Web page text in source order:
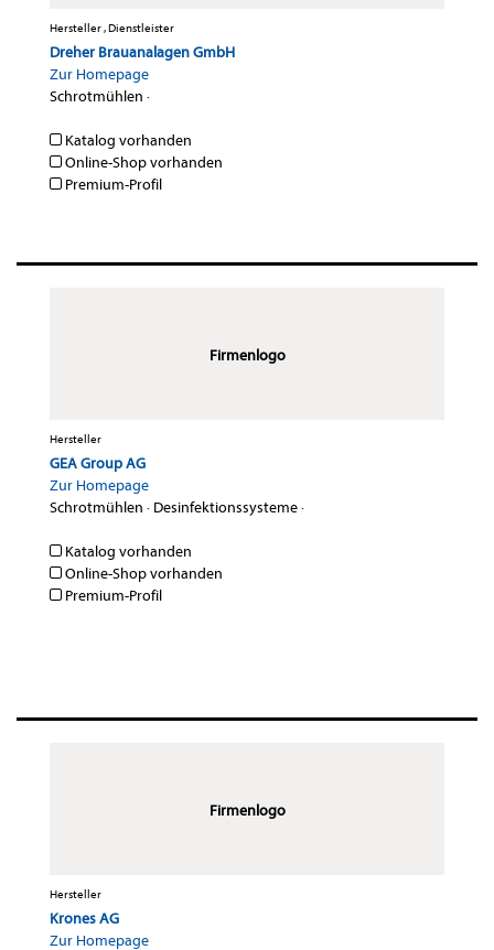
Hersteller , Dienstleister
Dreher Brauanalagen GmbH
Zur Homepage
Schrotmühlen ·
Katalog vorhanden
Online-Shop vorhanden
Premium-Profil
Firmenlogo
Hersteller
GEA Group AG
Zur Homepage
Schrotmühlen · Desinfektionssysteme·
Katalog vorhanden
Online-Shop vorhanden
Premium-Profil
Firmenlogo
Hersteller
Krones AG
Zur Homepage